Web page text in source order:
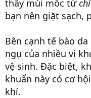
thấy mùi mốc từ
bạn nên giặt sạch,
Bên cạnh tế bào
ngụ của nhiều vi
vệ sinh. Đặc biệt,
khuẩn này có cơ
khí.